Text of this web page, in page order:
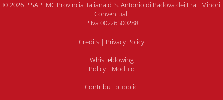
© 2026 PISAPFMC Provincia Italiana di S. Antonio di Padova dei Frati Minori
Conventuali
P.Iva 00226500288
Credits | Privacy Policy
Whistleblowing
Policy| Modulo
Contributi pubblici